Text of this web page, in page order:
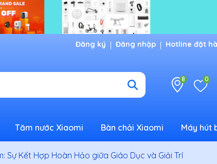
Đăng ký Đăng nhập Hotline đặt
8 0
Tăm nước Xiaomi Bàn chải Xiaomi Máy hút
Sự Kết Hợp Hoàn Hảo giữa Giáo Dục và Giải Trí